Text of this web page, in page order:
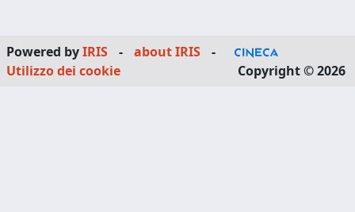
Powered byIRIS - about IRIS
-
Utilizzo dei cookie
Copyright © 2026